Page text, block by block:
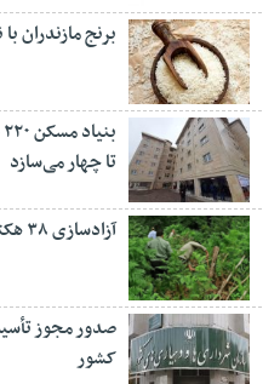
برنج مازندران
تا چهار می‌سازد
آزادسازی ۳۸ هکتار از اراضی ملی تنکابن
کشور